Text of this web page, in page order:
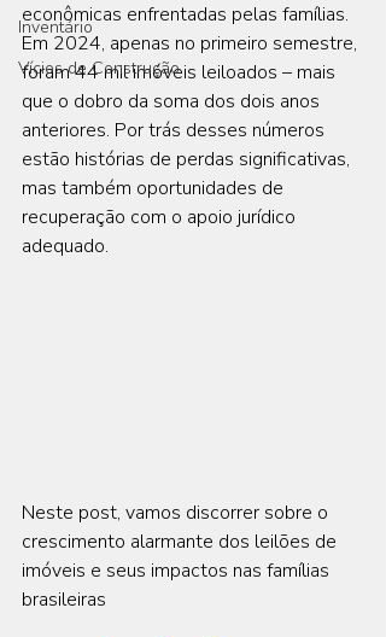
Inventário
Vícios de Construção
econômicas enfrentadas pelas famílias.
Em 2024, apenas no primeiro semestre,
foram 44 mil imóveis leiloados – mais
que o dobro da soma dos dois anos
anteriores. Por trás desses números
estão histórias de perdas significativas,
mas também oportunidades de
recuperação com o apoio jurídico
adequado.
Neste post, vamos discorrer sobre o
crescimento alarmante dos leilões de
imóveis e seus impactos nas famílias
brasileiras